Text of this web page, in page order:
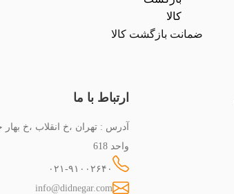
ضمانت بازگشت کالا
ارتباط با ما
آدرس : تهران ،خ انقلاب ،خ بهار
واحد 618
۰۲۱-۹۱۰۰۲۶۴۰
info@didnegar.com